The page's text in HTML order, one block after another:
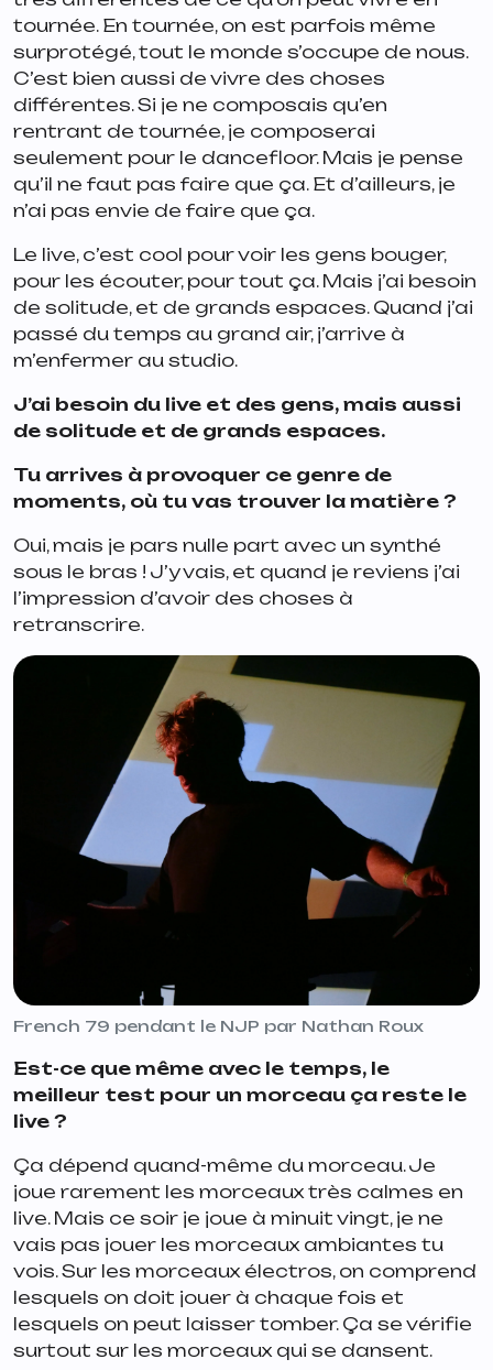
tournée. En tournée, on est parfois même
surprotégé, tout le monde s’occupe de nous.
C’est bien aussi de vivre des choses
différentes. Si je ne composais qu’en
rentrant de tournée, je composerai
seulement pour le dancefloor. Mais je pense
qu’il ne faut pas faire que ça. Et d’ailleurs, je
n’ai pas envie de faire que ça.
Le live, c’est cool pour voir les gens bouger,
pour les écouter, pour tout ça. Mais j’ai besoin
de solitude, et de grands espaces. Quand j’ai
passé du temps au grand air, j’arrive à
m’enfermer au studio.
J’ai besoin du live et des gens, mais aussi
de solitude et de grands espaces.
Tu arrives à provoquer ce genre de
moments, où tu vas trouver la matière ?
Oui, mais je pars nulle part avec un synthé
sous le bras ! J’y vais, et quand je reviens j’ai
l’impression d’avoir des choses à
retranscrire.
French 79 pendant le NJP par Nathan Roux
Est-ce que même avec le temps, le
meilleur test pour un morceau ça reste le
live ?
Ça dépend quand-même du morceau. Je
joue rarement les morceaux très calmes en
live. Mais ce soir je joue à minuit vingt, je ne
vais pas jouer les morceaux ambiantes tu
vois. Sur les morceaux électros, on comprend
lesquels on doit jouer à chaque fois et
lesquels on peut laisser tomber. Ça se vérifie
surtout sur les morceaux qui se dansent.